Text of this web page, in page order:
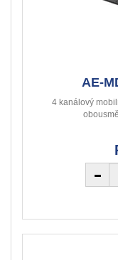
AE-
4 kanálový